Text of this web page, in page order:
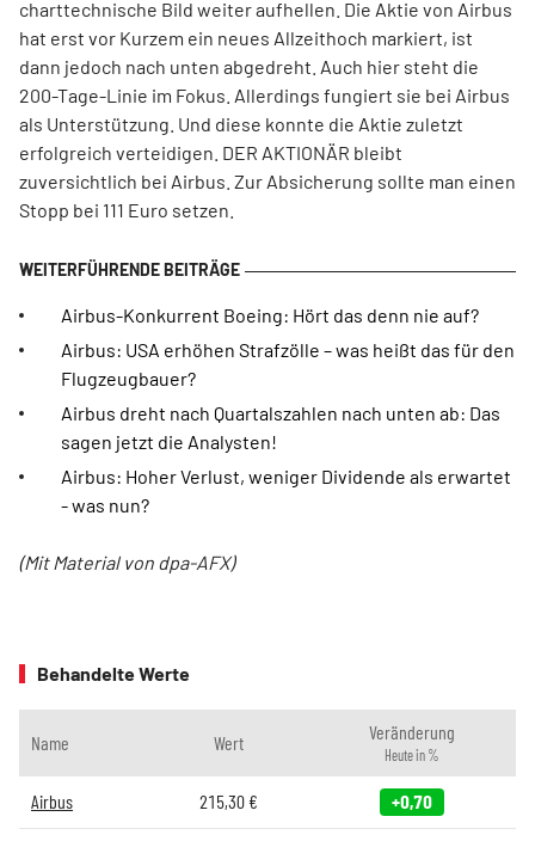
charttechnische Bild weiter aufhellen. Die Aktie von Airbus
hat erst vor Kurzem ein neues Allzeithoch markiert, ist
dann jedoch nach unten abgedreht. Auch hier steht die
200-Tage-Linie im Fokus. Allerdings fungiert sie bei Airbus
als Unterstützung. Und diese konnte die Aktie zuletzt
erfolgreich verteidigen. DER AKTIONÄR bleibt
zuversichtlich bei Airbus. Zur Absicherung sollte man einen
Stopp bei 111 Euro setzen.
Airbus-Konkurrent Boeing: Hört das denn nie auf?
Airbus: USA erhöhen Strafzölle – was heißt das für den
Flugzeugbauer?
Airbus dreht nach Quartalszahlen nach unten ab: Das
sagen jetzt die Analysten!
Airbus: Hoher Verlust, weniger Dividende als erwartet
- was nun?
(Mit Material von dpa-AFX)
Behandelte Werte
Name Wert Veränderung
Heute in %
Airbus 215,30 € +0,70